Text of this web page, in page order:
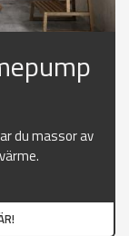
du massor av